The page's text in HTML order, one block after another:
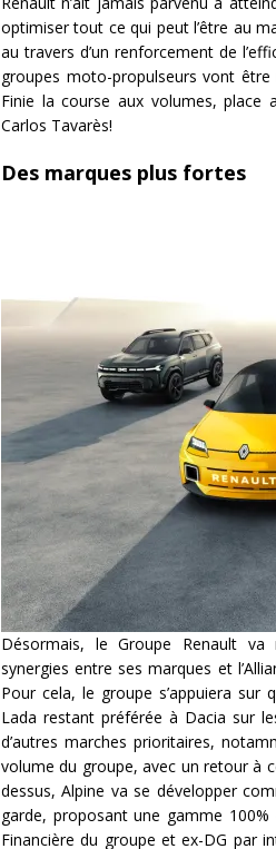
optimiser tout ce qui peut l’être au
au travers d’un renforcement de
groupes moto-propulseurs vont
Finie la course aux volumes, place
Carlos Tavarès!
Des marques plus fortes
Désormais, le Groupe Renault va
synergies entre ses marques et
Pour cela, le groupe s’appuiera
Lada restant préférée à Dacia sur
d’autres marches prioritaires,
volume du groupe, avec un retour à
dessus, Alpine va se développer
garde, proposant une gamme
Financière du groupe et ex-DG par